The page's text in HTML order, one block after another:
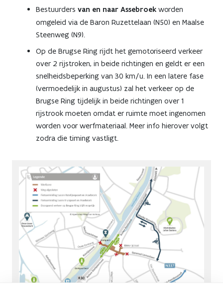
Bestuurders van en naar Assebroek worden
omgeleid via de Baron Ruzettelaan (N50) en Maalse
Steenweg (N9).
Op de Brugse Ring rijdt het gemotoriseerd verkeer
over 2 rijstroken, in beide richtingen en geldt er een
snelheidsbeperking van 30 km/u. In een latere fase
(vermoedelijk in augustus) zal het verkeer op de
Brugse Ring tijdelijk in beide richtingen over 1
rijstrook moeten omdat er ruimte moet ingenomen
worden voor werfmateriaal. Meer info hierover volgt
zodra die timing vastligt.